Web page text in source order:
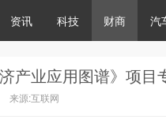
资讯 科技 财商 汽
产业应用图谱》项
来源:互联网